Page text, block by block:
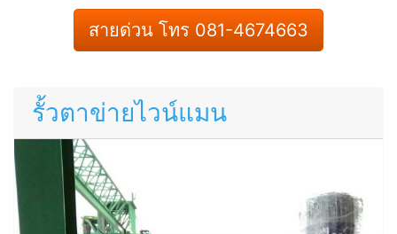
สายด่วน โทร 081-4674663
รั้วตาข่ายไวน์แมน